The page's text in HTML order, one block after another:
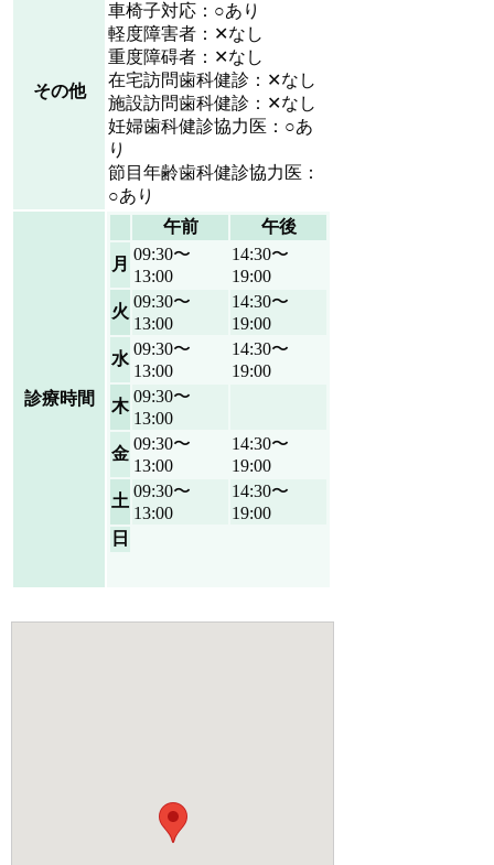
その他
車椅子対応：○あり
軽度障害者：✕なし
重度障碍者：✕なし
在宅訪問歯科健診：✕なし
施設訪問歯科健診：✕なし
妊婦歯科健診協力医：○あ
り
節目年齢歯科健診協力医：
○あり
診療時間
午前
午後
月
09:30〜
13:00
14:30〜
19:00
火
09:30〜
13:00
14:30〜
19:00
水
09:30〜
13:00
14:30〜
19:00
木
09:30〜
13:00
金
09:30〜
13:00
14:30〜
19:00
土
09:30〜
13:00
14:30〜
19:00
日